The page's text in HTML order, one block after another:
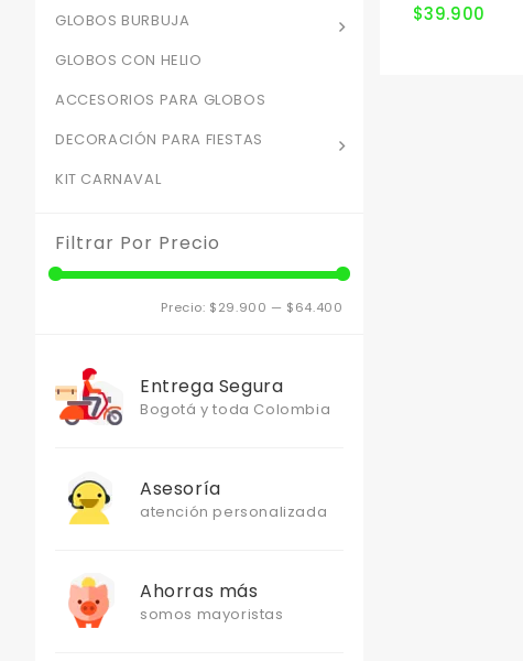
$39.900
GLOBOS BURBUJA
GLOBOS CON HELIO
ACCESORIOS PARA GLOBOS
DECORACIÓN PARA FIESTAS
KIT CARNAVAL
Filtrar Por Precio
Precio: $29.900 — $64.400
Entrega Segura
Bogotá y toda Colombia
Asesoría
atención personalizada
Ahorras más
somos mayoristas